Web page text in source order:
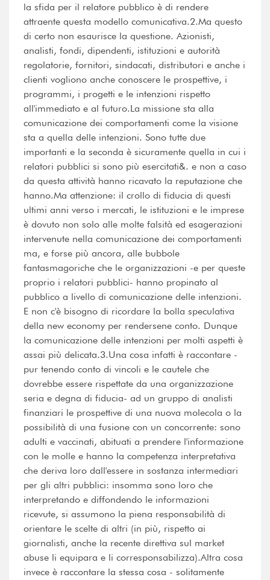
la sfida per il relatore pubblico è di rendere
attraente questa modello comunicativa.2.Ma questo
di certo non esaurisce la questione. Azionisti,
analisti, fondi, dipendenti, istituzioni e autorità
regolatorie, fornitori, sindacati, distributori e anche i
clienti vogliono anche conoscere le prospettive, i
programmi, i progetti e le intenzioni rispetto
all'immediato e al futuro.La missione sta alla
comunicazione dei comportamenti come la visione
sta a quella delle intenzioni. Sono tutte due
importanti e la seconda è sicuramente quella in cui i
relatori pubblici si sono più esercitati&. e non a caso
da questa attività hanno ricavato la reputazione che
hanno.Ma attenzione: il crollo di fiducia di questi
ultimi anni verso i mercati, le istituzioni e le imprese
è dovuto non solo alle molte falsità ed esagerazioni
intervenute nella comunicazione dei comportamenti
ma, e forse più ancora, alle bubbole
fantasmagoriche che le organizzazioni -e per queste
proprio i relatori pubblici- hanno propinato al
pubblico a livello di comunicazione delle intenzioni.
E non c'è bisogno di ricordare la bolla speculativa
della new economy per rendersene conto. Dunque
la comunicazione delle intenzioni per molti aspetti è
assai più delicata.3.Una cosa infatti è raccontare -
pur tenendo conto di vincoli e le cautele che
dovrebbe essere rispettate da una organizzazione
seria e degna di fiducia- ad un gruppo di analisti
finanziari le prospettive di una nuova molecola o la
possibilità di una fusione con un concorrente: sono
adulti e vaccinati, abituati a prendere l'informazione
con le molle e hanno la competenza interpretativa
che deriva loro dall'essere in sostanza intermediari
per gli altri pubblici: insomma sono loro che
interpretando e diffondendo le informazioni
ricevute, si assumono la piena responsabilità di
orientare le scelte di altri (in più, rispetto ai
giornalisti, anche la recente direttiva sul market
abuse li equipara e li corresponsabilizza).Altra cosa
invece è raccontare la stessa cosa - solitamente